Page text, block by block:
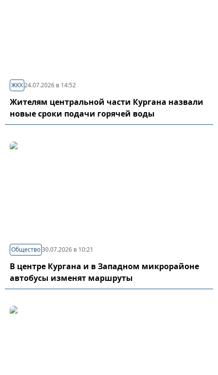
ЖКХ24.07.2026 в 14:52
Жителям центральной части Кургана назвали
новые сроки подачи горячей воды
Общество30.07.2026 в 10:21
В центре Кургана и в Западном микрорайоне
автобусы изменят маршруты